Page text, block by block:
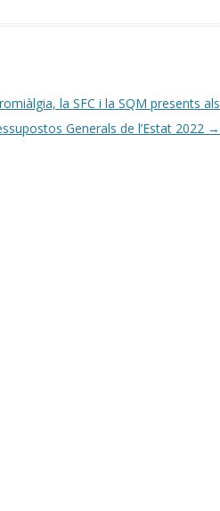
la SFC i la SQM presents als
Generals de l’Estat 2022 →